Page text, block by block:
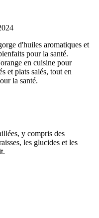
d'huiles aromatiques et
pour la santé.
en cuisine pour
et plats salés, tout en
la santé.
y compris des
les glucides et les